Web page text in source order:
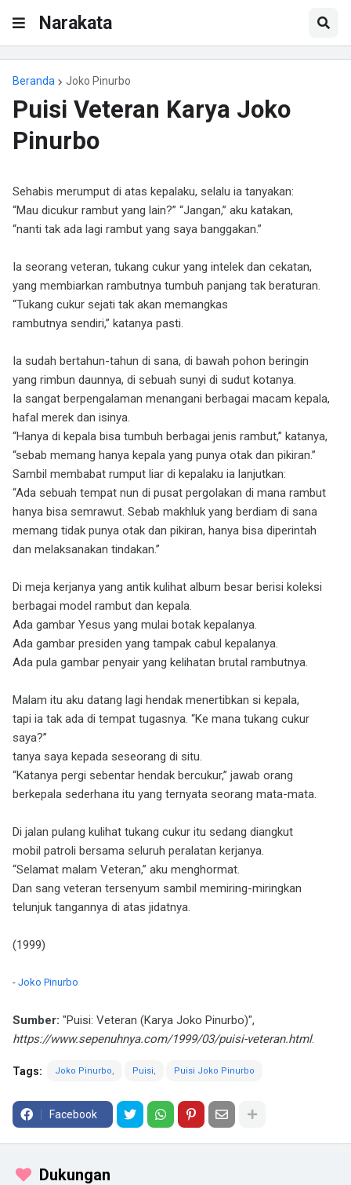
Narakata
Beranda Joko Pinurbo
Puisi Veteran Karya Joko
Pinurbo
Sehabis merumput di atas kepalaku, selalu ia tanyakan:
“Mau dicukur rambut yang lain?” “Jangan,” aku katakan,
“nanti tak ada lagi rambut yang saya banggakan.”
Ia seorang veteran, tukang cukur yang intelek dan cekatan,
yang membiarkan rambutnya tumbuh panjang tak beraturan.
“Tukang cukur sejati tak akan memangkas
rambutnya sendiri,” katanya pasti.
Ia sudah bertahun-tahun di sana, di bawah pohon beringin
yang rimbun daunnya, di sebuah sunyi di sudut kotanya.
Ia sangat berpengalaman menangani berbagai macam kepala,
hafal merek dan isinya.
“Hanya di kepala bisa tumbuh berbagai jenis rambut,” katanya,
“sebab memang hanya kepala yang punya otak dan pikiran.”
Sambil membabat rumput liar di kepalaku ia lanjutkan:
“Ada sebuah tempat nun di pusat pergolakan di mana rambut
hanya bisa semrawut. Sebab makhluk yang berdiam di sana
memang tidak punya otak dan pikiran, hanya bisa diperintah
dan melaksanakan tindakan.”
Di meja kerjanya yang antik kulihat album besar berisi koleksi
berbagai model rambut dan kepala.
Ada gambar Yesus yang mulai botak kepalanya.
Ada gambar presiden yang tampak cabul kepalanya.
Ada pula gambar penyair yang kelihatan brutal rambutnya.
Malam itu aku datang lagi hendak menertibkan si kepala,
tapi ia tak ada di tempat tugasnya. “Ke mana tukang cukur
saya?”
tanya saya kepada seseorang di situ.
“Katanya pergi sebentar hendak bercukur,” jawab orang
berkepala sederhana itu yang ternyata seorang mata-mata.
Di jalan pulang kulihat tukang cukur itu sedang diangkut
mobil patroli bersama seluruh peralatan kerjanya.
“Selamat malam Veteran,” aku menghormat.
Dan sang veteran tersenyum sambil memiring-miringkan
telunjuk tangannya di atas jidatnya.
(1999)
- Joko Pinurbo
Sumber: "Puisi: Veteran (Karya Joko Pinurbo)",
https://www.sepenuhnya.com/1999/03/puisi-veteran.html.
Tags: Joko Pinurbo Puisi Puisi Joko Pinurbo
Facebook
Dukungan